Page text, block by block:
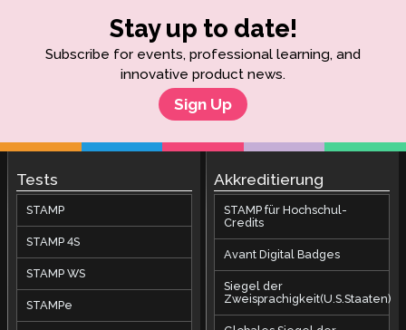
Stay up to date!
Subscribe for events, professional learning, and
innovative product news.
Sign Up
Tests
STAMP
STAMP 4S
STAMP WS
STAMPe
Akkreditierung
STAMP für Hochschul-
Credits
Avant Digital Badges
Siegel der
Zweisprachigkeit(U.S.Staaten)